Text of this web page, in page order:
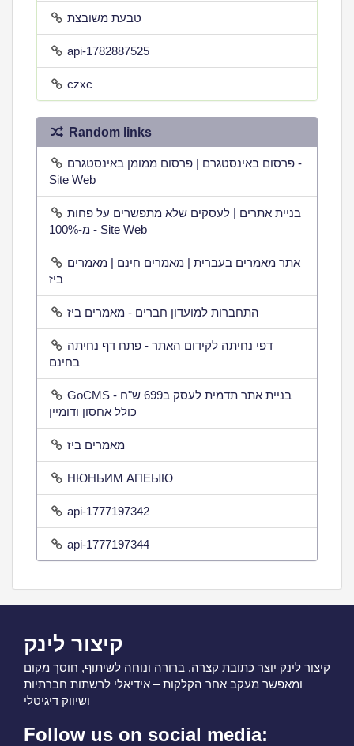
טבעת משובצת
api-1782887525
czxc
Random links
פרסום באינסטגרם | פרסום ממומן באינסטגרם -
Site Web
בניית אתרים | לעסקים שלא מתפשרים על פחות
מ-100% - Site Web
אתר מאמרים בעברית | מאמרים חינם | מאמרים
ביז
התחברות למועדון חברים - מאמרים ביז
דפי נחיתה לקידום האתר - פתח דף נחיתה
בחינם
GoCMS - בניית אתר תדמית לעסק ב699 ש"ח
כולל אחסון ודומיין
מאמרים ביז
НЮНЬИМ АПЕЫЮ
api-1777197342
api-1777197344
קיצור לינק
קיצור לינק יוצר כתובת קצרה, ברורה ונוחה לשיתוף, חוסך מקום
ומאפשר מעקב אחר הקלקות – אידיאלי לרשתות חברתיות
ושיווק דיגיטלי
Follow us on social media: